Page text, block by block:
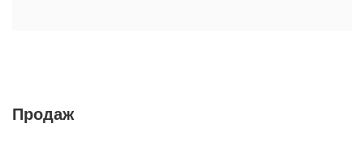
Продаж